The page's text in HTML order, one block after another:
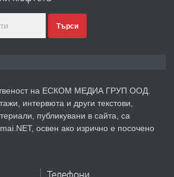
преди 1 година
Уроци по Математика
Търси
на ЕСКОМ МЕДИА ГРУП ООД.
интервюта и други текстови,
публикувани в сайта, са
освен ако изрично е посочено
Телефони